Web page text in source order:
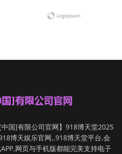
中国]有限公司官网】918博天堂2025
博天娱乐官网,,918博天堂平台,会
网页与手机版都能完美支持电子